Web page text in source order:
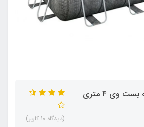
استخر پیش ساخته بست وی 4 متری
(دیدگاه 10 کاربر)